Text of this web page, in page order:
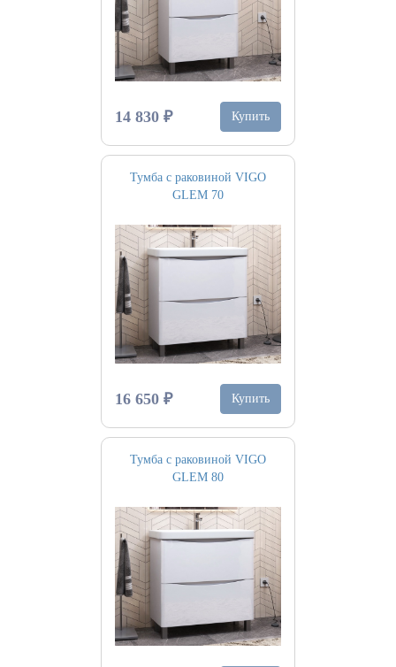
14 830 ₽ Купить
Тумба с раковиной VIGO
GLEM 70
16 650 ₽ Купить
Тумба с раковиной VIGO
GLEM 80